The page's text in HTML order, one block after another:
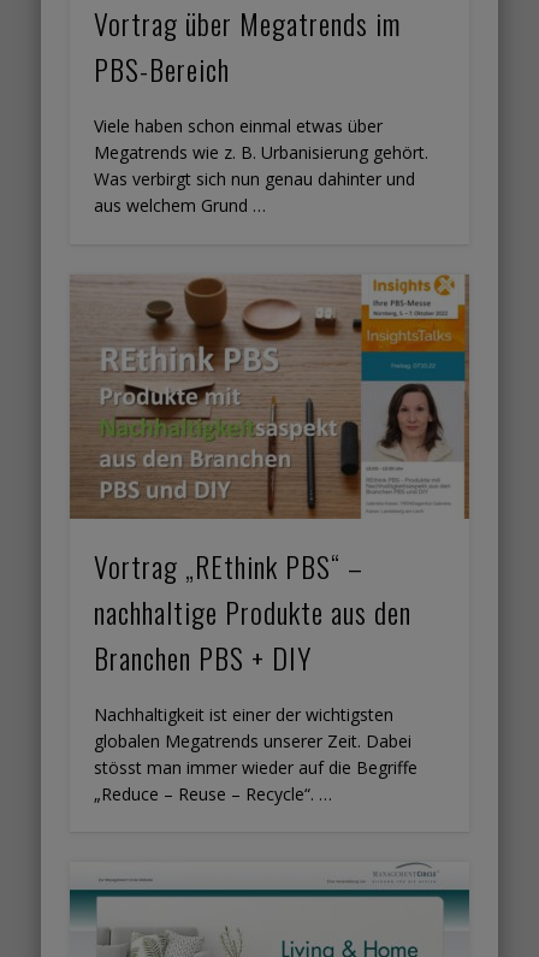
Vortrag über Megatrends im
PBS-Bereich
Viele haben schon einmal etwas über
Megatrends wie z. B. Urbanisierung gehört.
Was verbirgt sich nun genau dahinter und
aus welchem Grund …
Vortrag „REthink PBS“ –
nachhaltige Produkte aus den
Branchen PBS + DIY
Nachhaltigkeit ist einer der wichtigsten
globalen Megatrends unserer Zeit. Dabei
stösst man immer wieder auf die Begriffe
„Reduce – Reuse – Recycle“. …